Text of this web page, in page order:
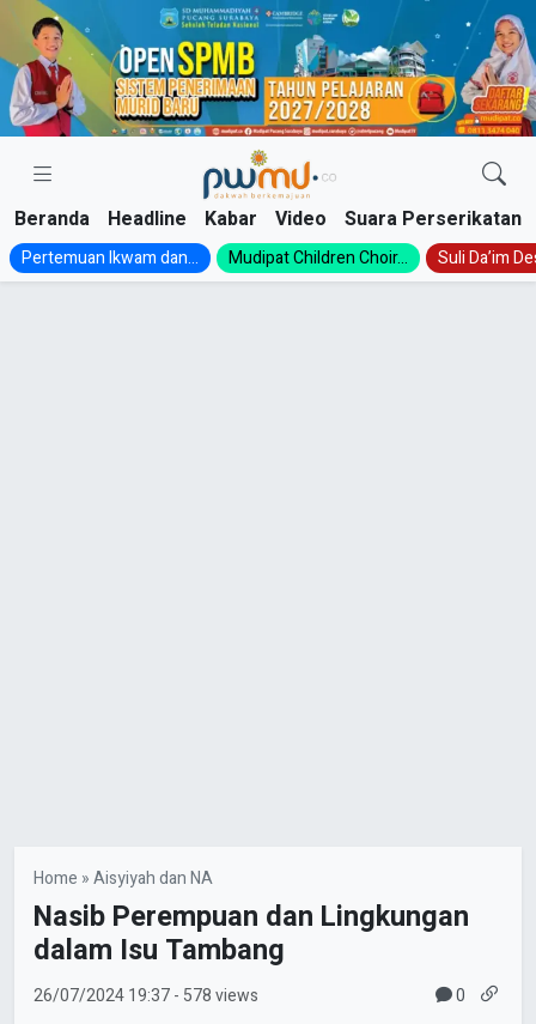
Skip
content
Beranda Headline Kabar Video Suara Perserikatan
Pertemuan Ikwam dan... Mudipat Children Choir... Suli Da’im
Home »Aisyiyah dan NA
Nasib Perempuan dan Lingkungan
dalam Isu Tambang
26/07/202419:37- 578 views 0